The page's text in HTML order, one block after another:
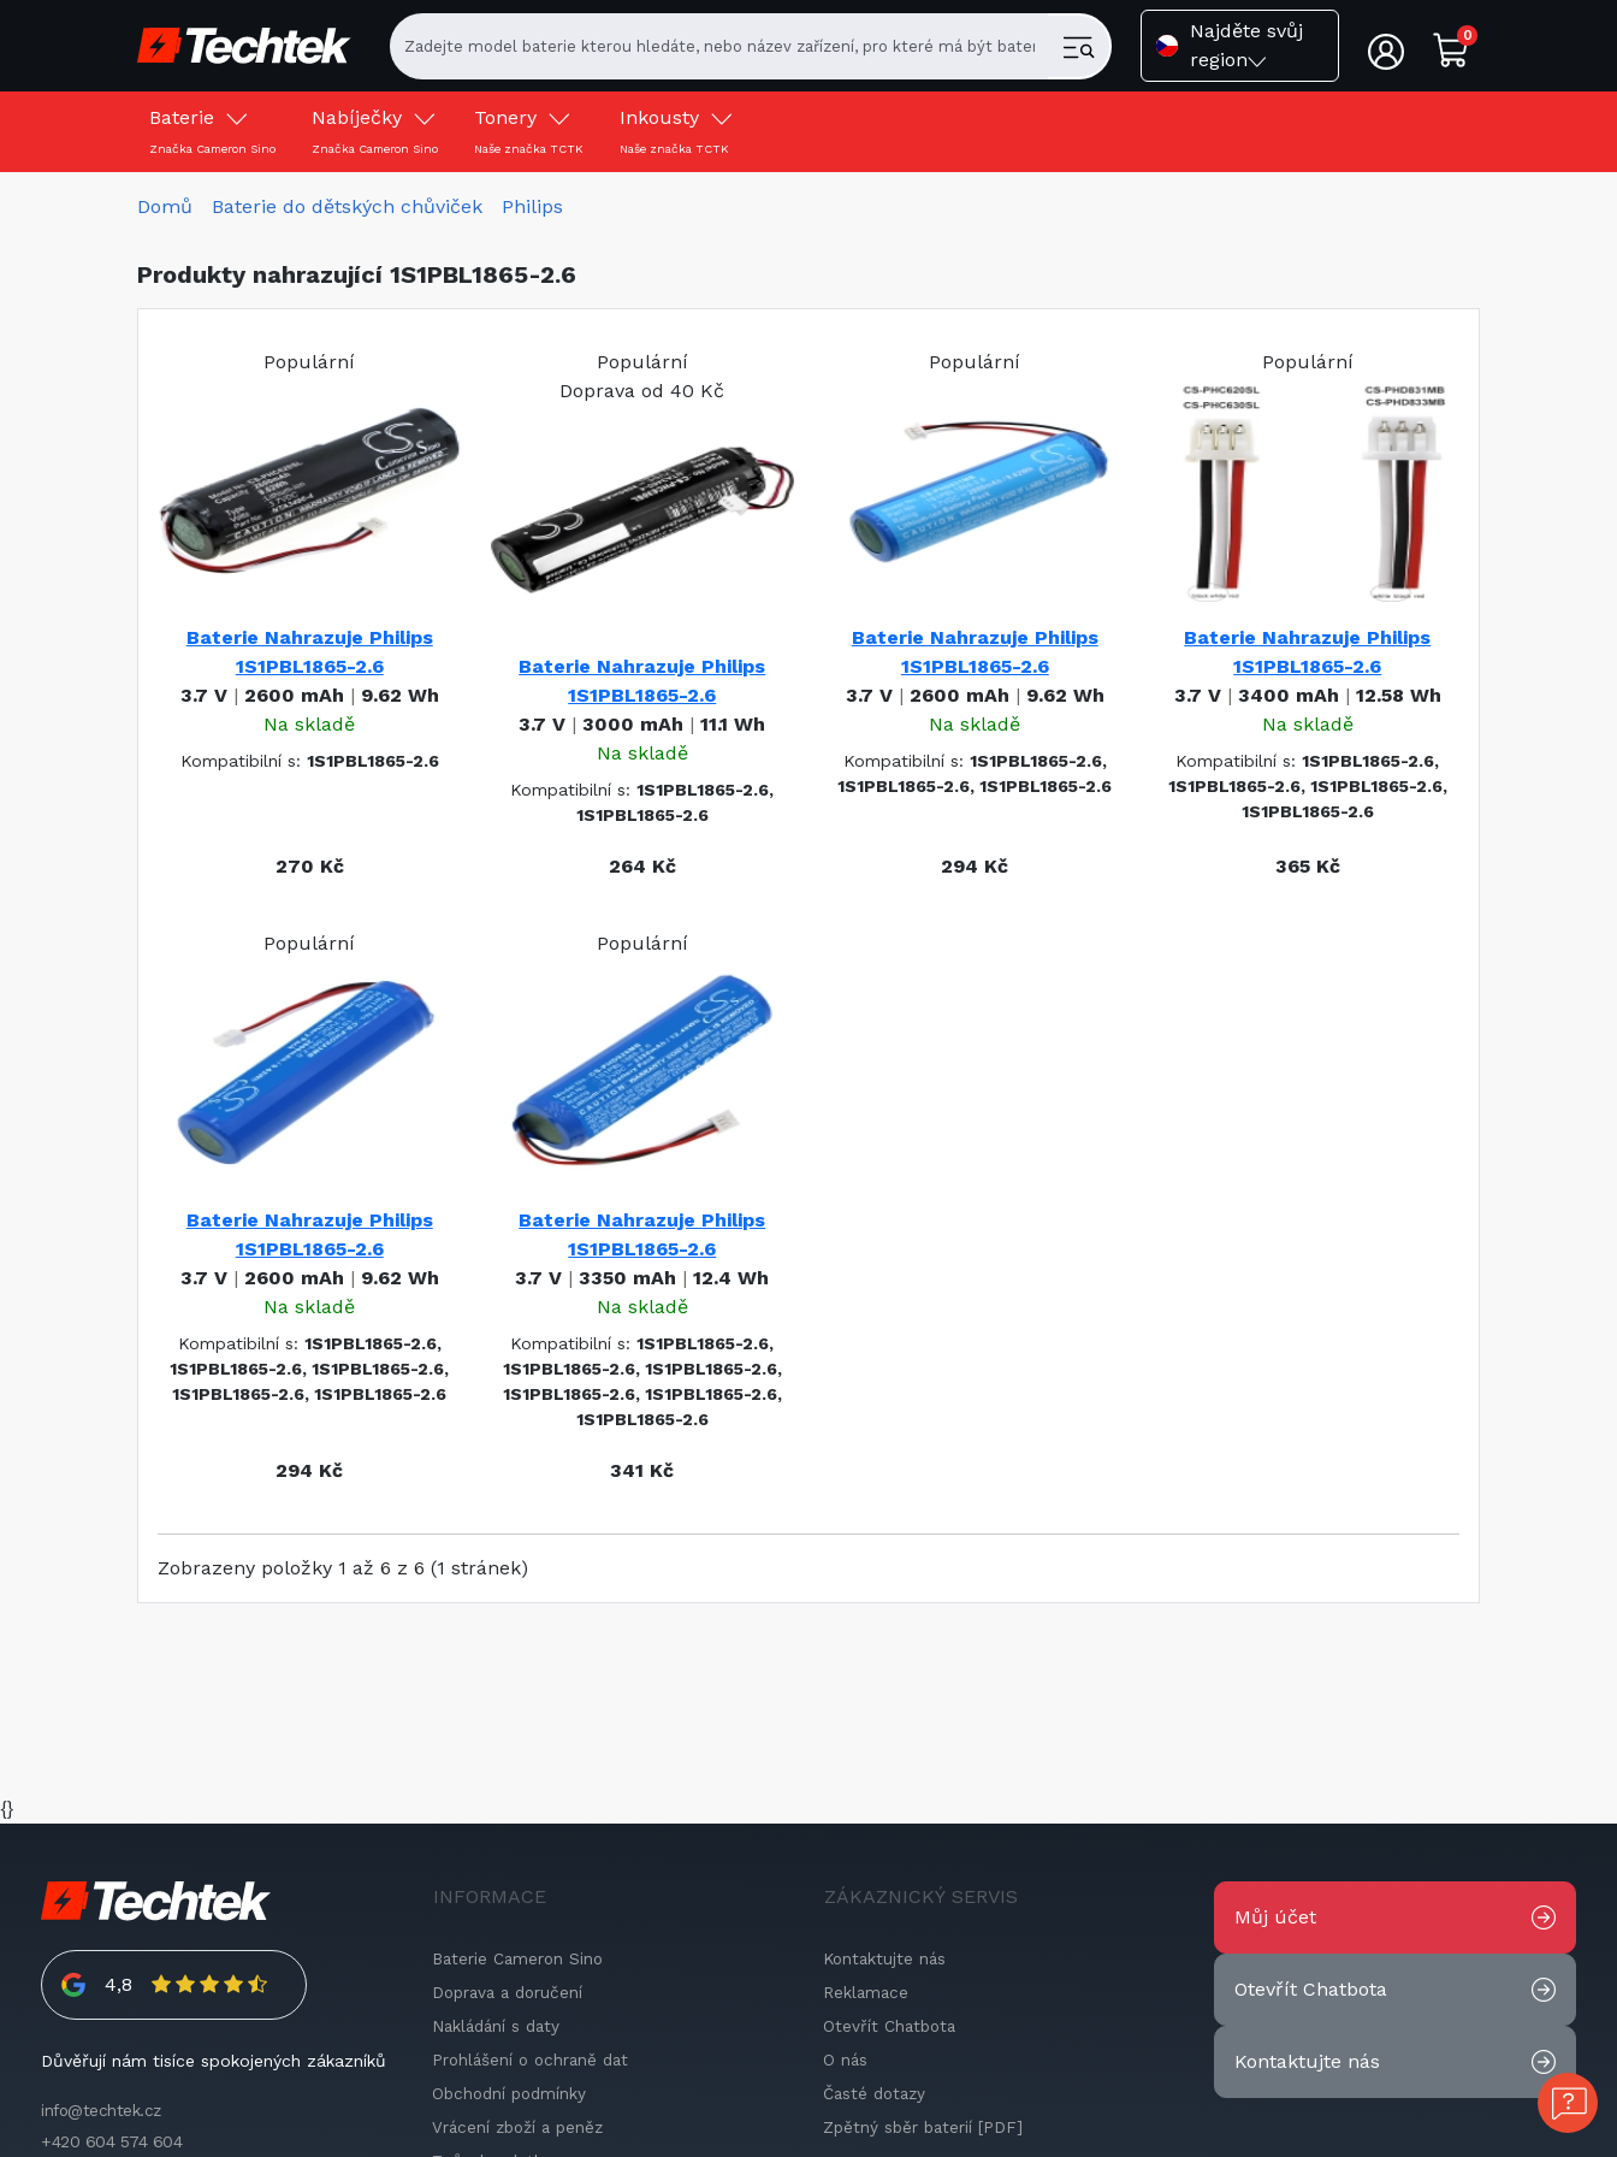
Najděte svůj
region
0
Baterie
Značka Cameron Sino
Nabíječky
Značka Cameron Sino
Tonery
Naše značka TCTK
Inkousty
Naše značka TCTK
Domů Baterie do dětských chůviček Philips
Produkty nahrazující 1S1PBL1865-2.6
Populární
Baterie Nahrazuje Philips
1S1PBL1865-2.6
3.7 V | 2600 mAh | 9.62 Wh
Na skladě
Kompatibilní s: 1S1PBL1865-2.6
270 Kč
Populární
Doprava od 40 Kč
Baterie Nahrazuje Philips
1S1PBL1865-2.6
3.7 V | 3000 mAh | 11.1 Wh
Na skladě
Kompatibilní s:1S1PBL1865-2.6,
1S1PBL1865-2.6
264 Kč
Populární
Baterie Nahrazuje Philips
1S1PBL1865-2.6
3.7 V | 2600 mAh | 9.62 Wh
Na skladě
Kompatibilní s: 1S1PBL1865-2.6,
1S1PBL1865-2.6, 1S1PBL1865-2.6
294 Kč
Populární
Baterie Nahrazuje Philips
1S1PBL1865-2.6
3.7 V | 3400 mAh | 12.58 Wh
Na skladě
Kompatibilní s:1S1PBL1865-2.6,
1S1PBL1865-2.6, 1S1PBL1865-2.6,
1S1PBL1865-2.6
365 Kč
Populární
Baterie Nahrazuje Philips
1S1PBL1865-2.6
3.7 V | 2600 mAh | 9.62 Wh
Na skladě
Kompatibilní s: 1S1PBL1865-2.6,
1S1PBL1865-2.6, 1S1PBL1865-2.6,
1S1PBL1865-2.6, 1S1PBL1865-2.6
294 Kč
Populární
Baterie Nahrazuje Philips
1S1PBL1865-2.6
3.7 V | 3350 mAh | 12.4 Wh
Na skladě
Kompatibilní s:1S1PBL1865-2.6,
1S1PBL1865-2.6, 1S1PBL1865-2.6,
1S1PBL1865-2.6, 1S1PBL1865-2.6,
1S1PBL1865-2.6
341 Kč
Zobrazeny položky 1 až 6 z 6 (1 stránek)
{}
4,8
Důvěřují nám tisíce spokojených zákazníků
info@techtek.cz
+420 604 574 604
INFORMACE
Baterie Cameron Sino
Doprava a doručení
Nakládání s daty
Prohlášení o ochraně dat
Obchodní podmínky
Vrácení zboží a peněz
ZÁKAZNICKÝ SERVIS
Kontaktujte nás
Reklamace
Otevřít Chatbota
O nás
Časté dotazy
Zpětný sběr baterií [PDF]
Můj účet
Otevřít Chatbota
Kontaktujte nás